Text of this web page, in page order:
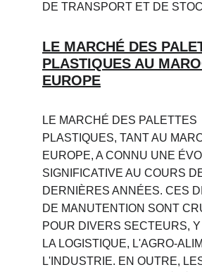
DE TRANSPORT ET DE
LE MARCHÉ DES
PLASTIQUES AU
EUROPE
LE MARCHÉ DES PALETTES
PLASTIQUES, TANT AU
EUROPE, A CONNU UNE
SIGNIFICATIVE AU COURS
DERNIÈRES ANNÉES. CES
DE MANUTENTION SONT
POUR DIVERS SECTEURS,
LA LOGISTIQUE, L'AGRO-
L'INDUSTRIE. EN OUTRE,